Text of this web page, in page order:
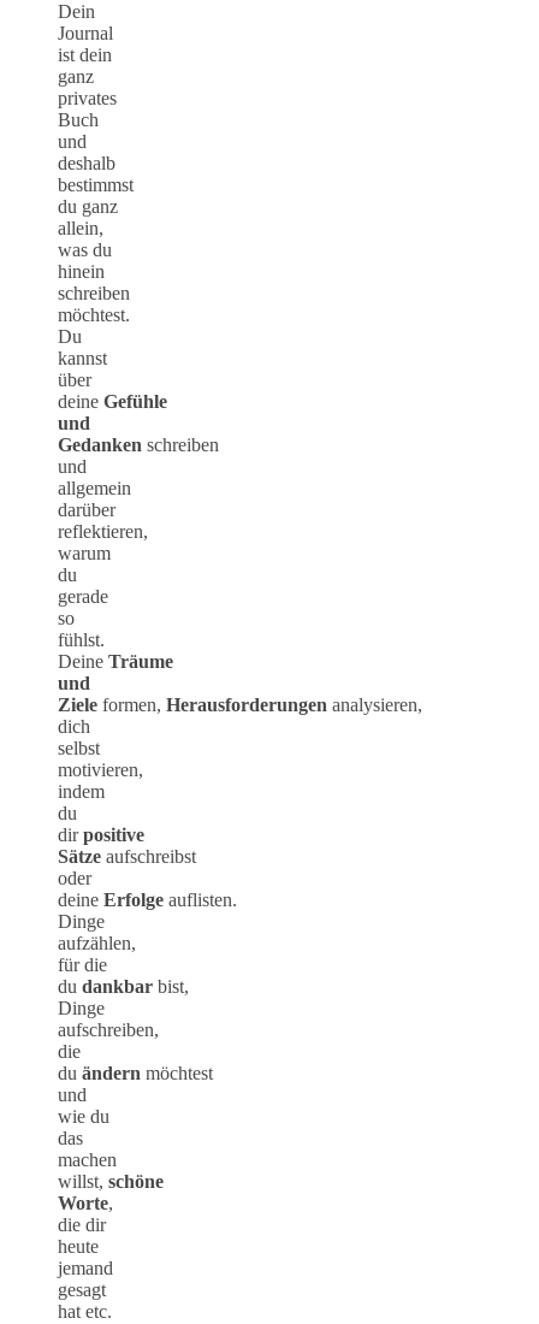
Dein
Journal
ist dein
ganz
privates
Buch
und
deshalb
bestimmst
du ganz
allein,
was du
hinein
schreiben
möchtest.
Du
kannst
über
deine Gefühle
und
Gedanken schreiben
und
allgemein
darüber
reflektieren,
warum
du
gerade
so
fühlst.
Deine Träume
und
Ziele formen, Herausforderungen analysieren,
dich
selbst
motivieren,
indem
du
dirpositive
Sätze aufschreibst
oder
deine Erfolge auflisten.
Dinge
aufzählen,
für die
du dankbar bist,
Dinge
aufschreiben,
die
du ändern möchtest
und
wie du
das
machen
willst, schöne
Worte,
die dir
heute
jemand
gesagt
hat etc.